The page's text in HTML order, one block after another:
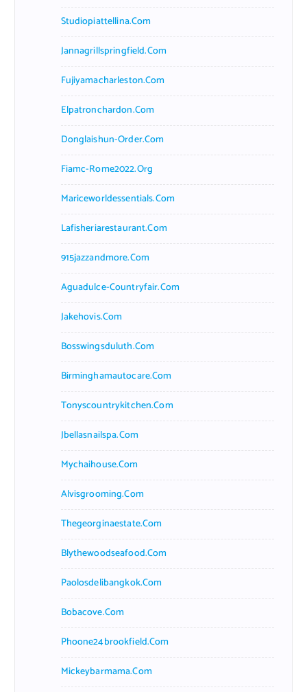
Studiopiattellina.com
Jannagrillspringfield.com
Fujiyamacharleston.com
Elpatronchardon.com
Donglaishun-Order.com
Fiamc-Rome2022.org
Mariceworldessentials.com
Lafisheriarestaurant.com
915jazzandmore.com
Aguadulce-Countryfair.com
Jakehovis.com
Bosswingsduluth.com
Birminghamautocare.com
Tonyscountrykitchen.com
Jbellasnailspa.com
Mychaihouse.com
Alvisgrooming.com
Thegeorginaestate.com
Blythewoodseafood.com
Paolosdelibangkok.com
Bobacove.com
Phoone24brookfield.com
Mickeybarmama.com